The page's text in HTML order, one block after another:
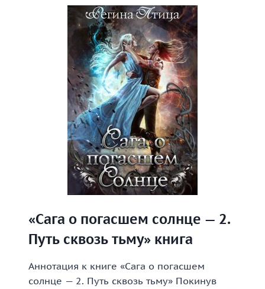
БОЛЬ»
КНИГА
«Сага о погасшем солнце — 2.
Путь сквозь тьму» книга
Аннотация к книге «Сага о погасшем
солнце — 2. Путь сквозь тьму» Покинув